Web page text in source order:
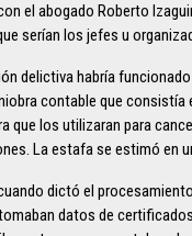
el abogado Roberto
serían los jefes u
delictiva habría
contable que
que los utilizaran para
La estafa se estimó en
dictó el
datos de